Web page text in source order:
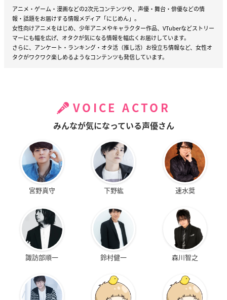
アニメ・ゲーム・漫画などの2次元コンテンツや、声優・舞台・俳優などの情
報・話題をお届けする情報メディア「にじめん」。
女性向けアニメをはじめ、少年アニメやキャラクター作品、VTuberなどストリー
マーにも幅を広げ、オタクが気になる情報を幅広くお届けしています。
さらに、アンケート・ランキング・オタ活（推し活）お役立ち情報など、女性オ
タクがワクワク楽しめるようなコンテンツも発信しています。
VOICE ACTOR
みんなが気になっている声優さん
宮野真守 下野紘 速水奨
諏訪部順一 鈴村健一 森川智之